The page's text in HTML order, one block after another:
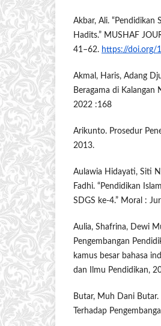
Akbar, Ali. “Pendidikan
Hadits.” MUSHAF
41–62. https://doi.org/
Akmal, Haris, Adang
Beragama di Kalangan
2022 :168
Arikunto. Prosedur
2013.
Aulawia Hidayati, Siti
Fadhi. “Pendidikan
SDGS ke-4.” Moral :
Aulia, Shafrina, Dewi
Pengembangan
kamus besar bahasa
dan Ilmu Pendidikan,
Butar, Muh Dani Butar.
Terhadap